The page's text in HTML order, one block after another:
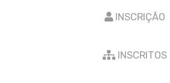
INSCRIÇÃO
INSCRITOS